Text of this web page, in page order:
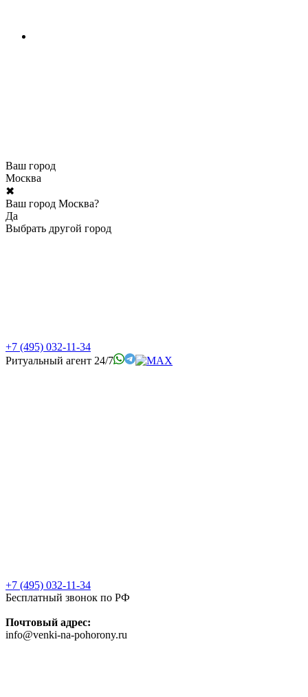
Ваш город
Москва
✖
Ваш город Москва?
Да
Выбрать другой город
+7 (495) 032-11-34
Ритуальный агент 24/7
+7 (495) 032-11-34
Бесплатный звонок по РФ
Почтовый адрес:
info@venki-na-pohorony.ru